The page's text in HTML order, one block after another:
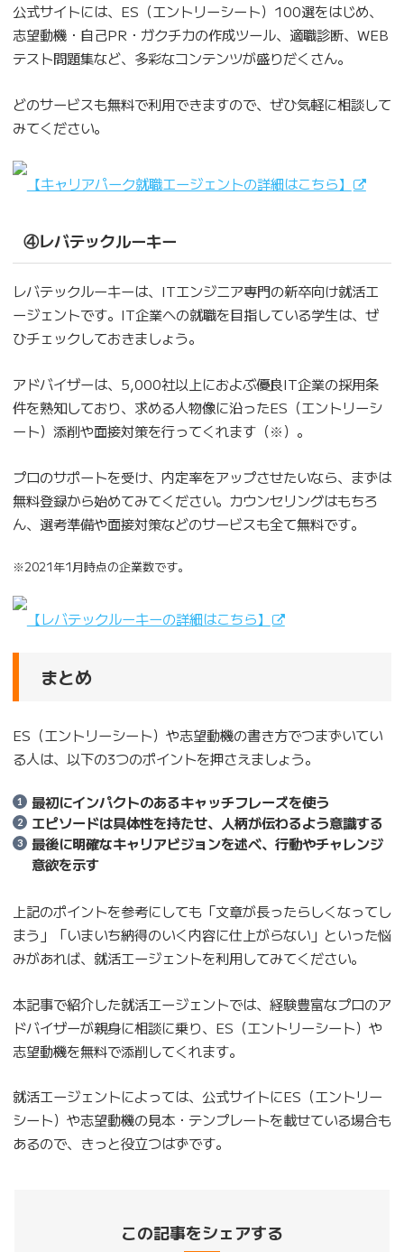
公式サイトには、ES（エントリーシート）100選をはじめ、
志望動機・自己PR・ガクチカの作成ツール、適職診断、WEB
テスト問題集など、多彩なコンテンツが盛りだくさん。
どのサービスも無料で利用できますので、ぜひ気軽に相談して
みてください。
【キャリアパーク就職エージェントの詳細はこちら】
④レバテックルーキー
レバテックルーキーは、ITエンジニア専門の新卒向け就活エ
ージェントです。IT企業への就職を目指している学生は、ぜ
ひチェックしておきましょう。
アドバイザーは、5,000社以上におよぶ優良IT企業の採用条
件を熟知しており、求める人物像に沿ったES（エントリーシ
ート）添削や面接対策を行ってくれます（※）。
プロのサポートを受け、内定率をアップさせたいなら、まずは
無料登録から始めてみてください。カウンセリングはもちろ
ん、選考準備や面接対策などのサービスも全て無料です。
※2021年1月時点の企業数です。
【レバテックルーキーの詳細はこちら】
まとめ
ES（エントリーシート）や志望動機の書き方でつまずいてい
る人は、以下の3つのポイントを押さえましょう。
最初にインパクトのあるキャッチフレーズを使う
エピソードは具体性を持たせ、人柄が伝わるよう意識する
最後に明確なキャリアビジョンを述べ、行動やチャレンジ
意欲を示す
上記のポイントを参考にしても「文章が長ったらしくなってし
まう」「いまいち納得のいく内容に仕上がらない」といった悩
みがあれば、就活エージェントを利用してみてください。
本記事で紹介した就活エージェントでは、経験豊富なプロのア
ドバイザーが親身に相談に乗り、ES（エントリーシート）や
志望動機を無料で添削してくれます。
就活エージェントによっては、公式サイトにES（エントリー
シート）や志望動機の見本・テンプレートを載せている場合も
あるので、きっと役立つはずです。
この記事をシェアする